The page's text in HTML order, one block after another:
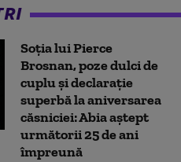
Soția lui Pierce
Brosnan, poze dulci de
cuplu și declarație
superbă la aniversarea
căsniciei: Abia aștept
următorii 25 de ani
împreună